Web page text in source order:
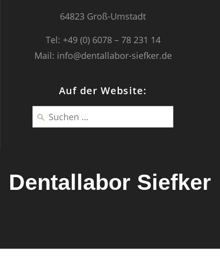
64823 Groß-Umstadt
Tel: +49 (0) 6078 – 78 231 14
Mail: info@dentallabor-siefker.de
Auf der Website:
Suche
nach:
Dentallabor Siefker